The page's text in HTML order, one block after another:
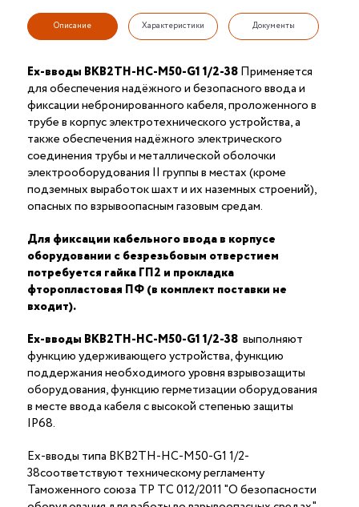
Описание Характеристики Документы
Ex-вводы ВКВ2ТН-НС-М50-G1 1/2-38Применяется
для обеспечения надёжного и безопасного ввода и
фиксации небронированного кабеля, проложенного в
трубе в корпус электротехнического устройства, а
также обеспечения надёжного электрического
соединения трубы и металлической оболочки
электрооборудования II группы в местах (кроме
подземных выработок шахт и их наземных строений),
опасных по взрывоопасным газовым средам.
Для фиксации кабельного ввода в корпусе
оборудовании с безрезьбовым отверстием
потребуется гайка ГП2 и прокладка
фторопластовая ПФ (в комплект поставки не
входит).
Ex-вводы ВКВ2ТН-НС-М50-G1 1/2-38 выполняют
функцию удерживающего устройства, функцию
поддержания необходимого уровня взрывозащиты
оборудования, функцию герметизации оборудования
в месте ввода кабеля с высокой степенью защиты
IP68.
Ex-вводы типа ВКВ2ТН-НС-М50-G1 1/2-
38соответствуют техническому регламенту
Таможенного союза ТР ТС 012/2011 "О безопасности